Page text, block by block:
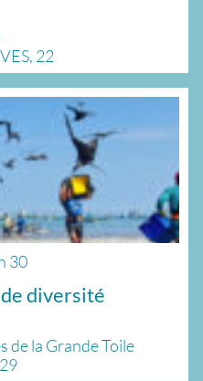
22
30
diversité
de la Grande Toile